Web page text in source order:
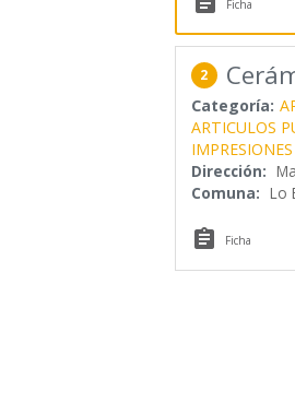
Ficha
2
Categoría:
ARTICULOS
Dirección:
Comuna: Lo
 Ficha